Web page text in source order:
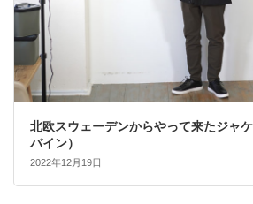
北欧スウェーデンからやって来たジャ
バイン）
2022年12月19日